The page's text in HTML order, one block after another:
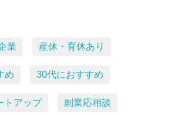
業 産休・育休あり
め 30代におすすめ
トアップ 副業応相談